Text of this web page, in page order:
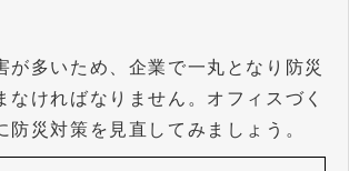
が多いため、企業で一丸となり防災
なければなりません。オフィスづく
防災対策を見直してみましょう。